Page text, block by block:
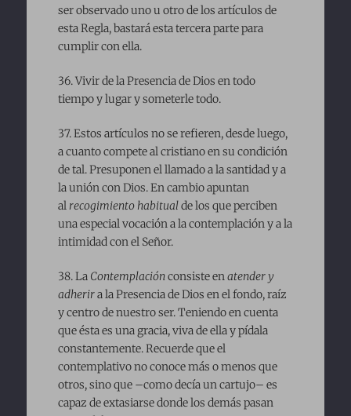
ser observado uno u otro de los artículos de
esta Regla, bastará esta tercera parte para
cumplir con ella.
36. Vivir de la Presencia de Dios en todo
tiempo y lugar y someterle todo.
37. Estos artículos no se refieren, desde luego,
a cuanto compete al cristiano en su condición
de tal. Presuponen el llamado a la santidad y a
la unión con Dios. En cambio apuntan
al recogimiento habitualde los que perciben
una especial vocación a la contemplación y a la
intimidad con el Señor.
38. La Contemplaciónconsiste enatender y
adherira la Presencia de Dios en el fondo, raíz
y centro de nuestro ser. Teniendo en cuenta
que ésta es una gracia, viva de ella y pídala
constantemente. Recuerde que el
contemplativo no conoce más o menos que
otros, sino que –como decía un cartujo– es
capaz de extasiarse donde los demás pasan